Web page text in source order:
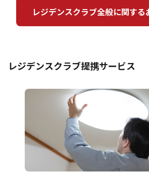
レジデンスクラブ全般に関する
レジデンスクラブ提携サービス